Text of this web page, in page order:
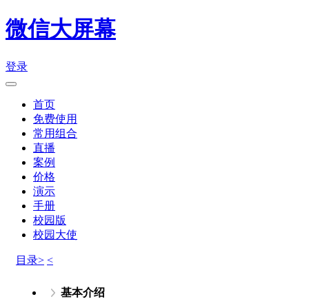
微信大屏幕
登录
首页
免费使用
常用组合
直播
案例
价格
演示
手册
校园版
校园大使
目录> <
基本介绍